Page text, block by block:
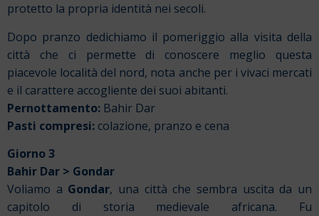
protetto la propria identità nei secoli.
Dopo pranzo dedichiamo il pomeriggio alla visita della
città che ci permette di conoscere meglio questa
piacevole località del nord, nota anche per i vivaci mercati
e il carattere accogliente dei suoi abitanti.
Pernottamento: Bahir Dar
Pasti compresi: colazione, pranzo e cena
Giorno 3
Bahir Dar > Gondar
Voliamo a Gondar, una città che sembra uscita da un
capitolo di storia medievale africana. Fu